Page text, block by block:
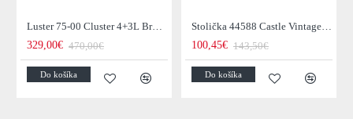
Luster 75-00 Cluster 4+3L Brown + Jantar Glass
329,00€ 470,00€
Do košíka
Stolička 44588 Castle Vintage Black
100,45€ 143,50€
Do košíka